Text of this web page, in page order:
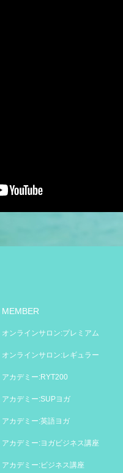
MEMBER
オンラインサロン:プレミアム
オンラインサロン:レギュラー
アカデミー:RYT200
アカデミー:SUPヨガ
アカデミー:英語ヨガ
アカデミー:ヨガビジネス講座
アカデミー:ビジネス講座